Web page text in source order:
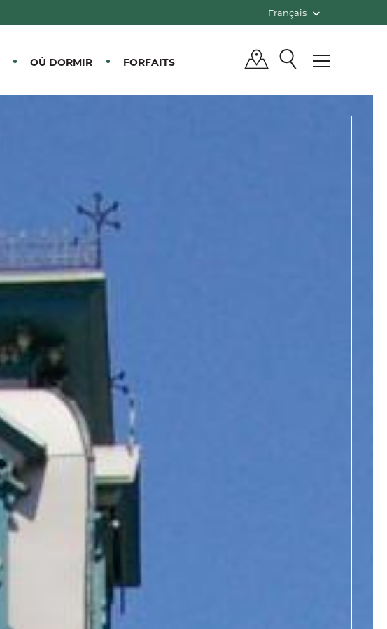
Français
OÙ DORMIR FORFAITS